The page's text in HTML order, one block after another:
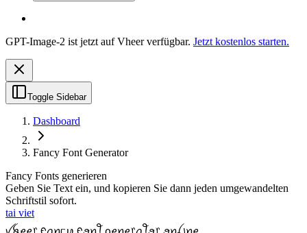
GPT-Image-2 ist jetzt auf Vheer verfügbar. Jetzt kostenlos starten.
Toggle Sidebar
Dashboard
Fancy Font Generator
Fancy Fonts generieren
Geben Sie Text ein, und kopieren Sie dann jeden umgewandelten
Schriftstil sofort.
tai viet